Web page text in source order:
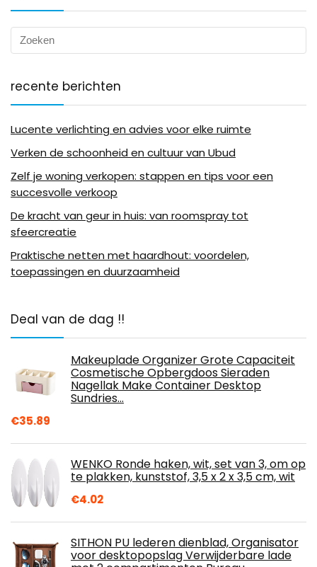
recente berichten
Lucente verlichting en advies voor elke ruimte
Verken de schoonheid en cultuur van Ubud
Zelf je woning verkopen: stappen en tips voor een
succesvolle verkoop
De kracht van geur in huis: van roomspray tot
sfeercreatie
Praktische netten met haardhout: voordelen,
toepassingen en duurzaamheid
Deal van de dag !!
Makeuplade Organizer Grote Capaciteit
Cosmetische Opbergdoos Sieraden
Nagellak Make Container Desktop
Sundries…
€35.89
WENKO Ronde haken, wit, set van 3, om op
te plakken, kunststof, 3,5 x 2 x 3,5 cm, wit
€4.02
SITHON PU lederen dienblad, Organisator
voor desktopopslag Verwijderbare lade